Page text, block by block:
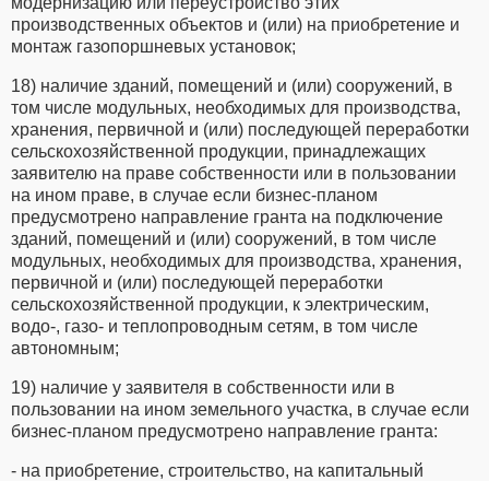
производственных объектов и (или) на приобретение и
монтаж газопоршневых установок;
18) наличие зданий, помещений и (или) сооружений, в
том числе модульных, необходимых для производства,
хранения, первичной и (или) последующей переработки
сельскохозяйственной продукции, принадлежащих
заявителю на праве собственности или в пользовании
на ином праве, в случае если бизнес-планом
предусмотрено направление гранта на подключение
зданий, помещений и (или) сооружений, в том числе
модульных, необходимых для производства, хранения,
первичной и (или) последующей переработки
сельскохозяйственной продукции, к электрическим,
водо-, газо- и теплопроводным сетям, в том числе
автономным;
19) наличие у заявителя в собственности или в
пользовании на ином земельного участка, в случае если
бизнес-планом предусмотрено направление гранта:
- на приобретение, строительство, на капитальный